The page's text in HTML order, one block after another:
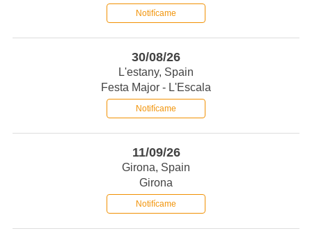
Notifícame
30/08/26
L'estany, Spain
Festa Major - L'Escala
Notifícame
11/09/26
Girona, Spain
Girona
Notifícame